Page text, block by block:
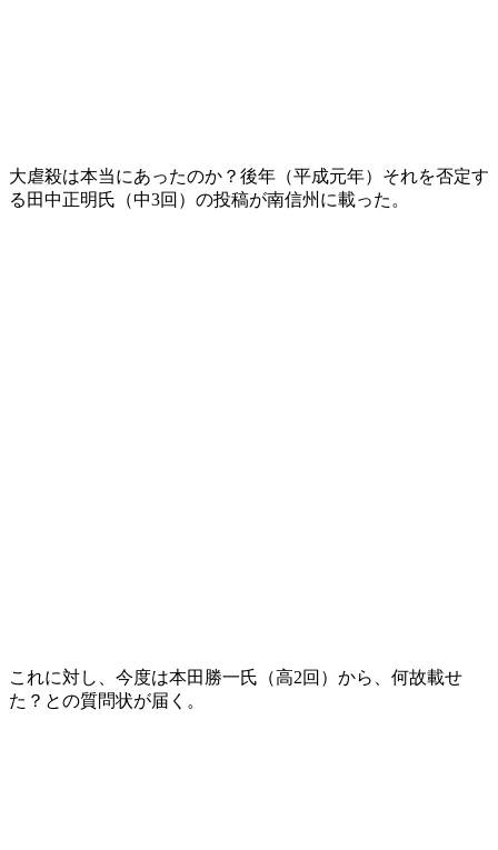
大虐殺は本当にあったのか？後年（平成元年）それを否定す
る田中正明氏（中3回）の投稿が南信州に載った。
これに対し、今度は本田勝一氏（高2回）から、何故載せ
た？との質問状が届く。